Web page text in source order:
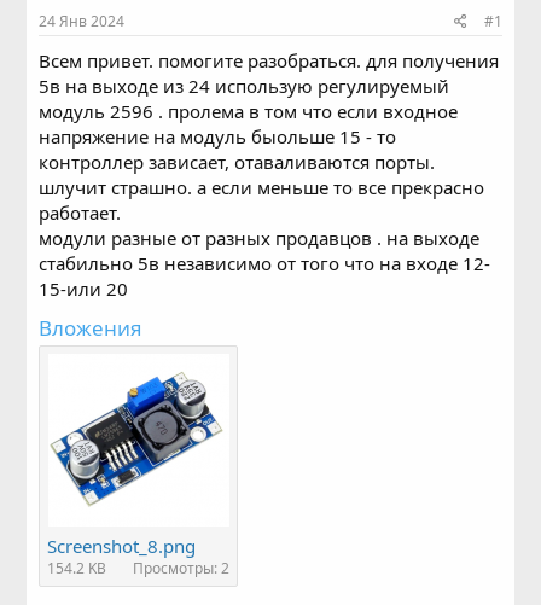
е
м
ы
л
24 Янв 2024 #1
Всем привет. помогите разобраться. для получения
5в на выходе из 24 использую регулируемый
модуль 2596 . пролема в том что если входное
напряжение на модуль быольше 15 - то
контроллер зависает, отаваливаются порты.
шлучит страшно. а если меньше то все прекрасно
работает.
модули разные от разных продавцов . на выходе
стабильно 5в независимо от того что на входе 12-
15-или 20
Вложения
Screenshot_8.png
154.2 KB Просмотры: 2